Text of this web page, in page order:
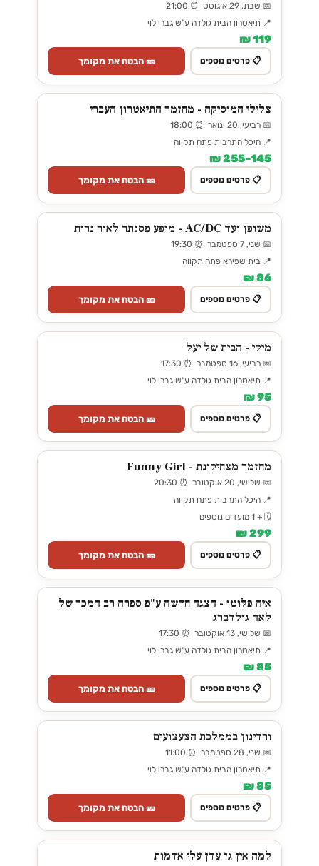
📅 שבת, 29 אוגוסט ⏰ 21:00
📍 תיאטרון הבית גולדה ע"ש גברי לוי
119 ₪
📋 פרטים נוספים 🎫 הבטח את מקומך
צלילי המוסיקה - מחזמר התיאטרון העברי
📅 רביעי, 20 ינואר ⏰ 18:00
📍 היכל התרבות פתח תקווה
145–255 ₪
📋 פרטים נוספים 🎫 הבטח את מקומך
משופן ועד AC/DC - מופע פסנתר לאור נרות
📅 שני, 7 ספטמבר ⏰ 19:30
📍 בית שפירא פתח תקווה
86 ₪
📋 פרטים נוספים 🎫 הבטח את מקומך
מיקי - הבית של יעל
📅 רביעי, 16 ספטמבר ⏰ 17:30
📍 תיאטרון הבית גולדה ע"ש גברי לוי
95 ₪
📋 פרטים נוספים 🎫 הבטח את מקומך
מחזמר מצחיקונת - Funny Girl
📅 שלישי, 20 אוקטובר ⏰ 20:30
📍 היכל התרבות פתח תקווה
🗓️ + 1 מועדים נוספים
299 ₪
📋 פרטים נוספים 🎫 הבטח את מקומך
איה פלוטו - הצגה חדשה ע"פ ספרה רב המכר של
לאה גולדברג
📅 שלישי, 13 אוקטובר ⏰ 17:30
📍 תיאטרון הבית גולדה ע"ש גברי לוי
85 ₪
📋 פרטים נוספים 🎫 הבטח את מקומך
ורדינון בממלכת הצעצועים
📅 שני, 28 ספטמבר ⏰ 11:00
📍 תיאטרון הבית גולדה ע"ש גברי לוי
85 ₪
📋 פרטים נוספים 🎫 הבטח את מקומך
למה אין גן עדן עלי אדמות